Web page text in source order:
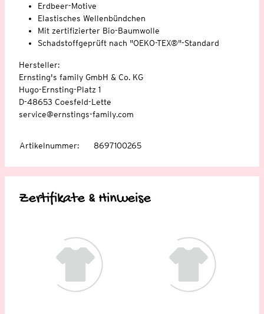
Erdbeer-Motive
Elastisches Wellenbündchen
Mit zertifizierter Bio-Baumwolle
Schadstoffgeprüft nach "OEKO-TEX®"-Standard
Hersteller:
Ernsting's family GmbH & Co. KG
Hugo-Ernsting-Platz 1
D-48653 Coesfeld-Lette
service@ernstings-family.com
Artikelnummer: 8697100265
Zertifikate & Hinweise